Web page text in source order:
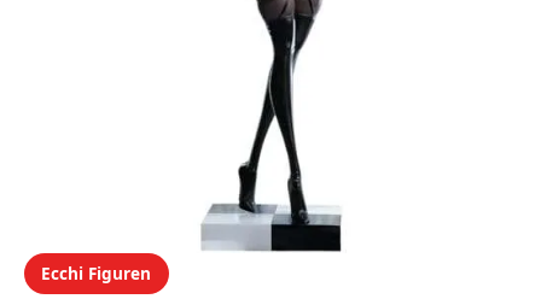
Ecchi Figuren